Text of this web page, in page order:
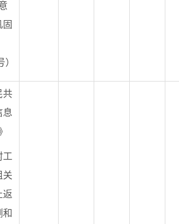
固
）
共
息
工
关
返
和